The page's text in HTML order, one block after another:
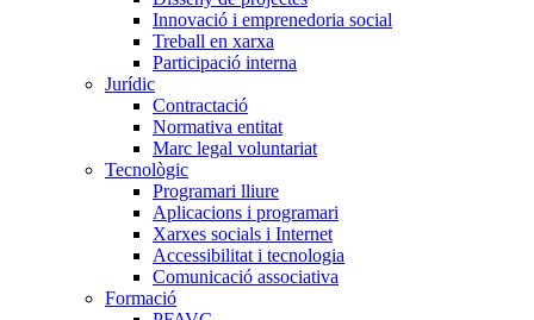
Innovació i emprenedoria social
Treball en xarxa
Participació interna
Jurídic
Contractació
Normativa entitat
Marc legal voluntariat
Tecnològic
Programari lliure
Aplicacions i programari
Xarxes socials i Internet
Accessibilitat i tecnologia
Comunicació associativa
Formació